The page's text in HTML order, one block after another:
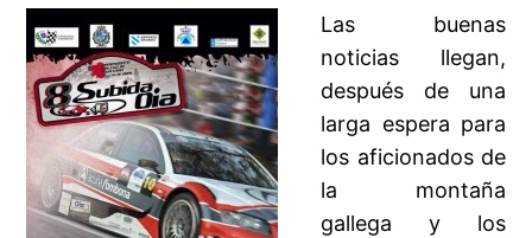
Las buenas
noticias llegan,
después de una
larga espera para
los aficionados de
la montaña
gallega y los